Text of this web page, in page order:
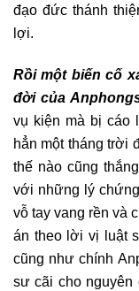
đạo đức thánh
lợi.
Rồi một biến cố
đời của
vụ kiện mà bị cáo
hẳn một tháng trời
thế nào cũng
với những lý
vỗ tay vang rền và
án theo lời vị luật
cũng như chính
sư cãi cho nguyên